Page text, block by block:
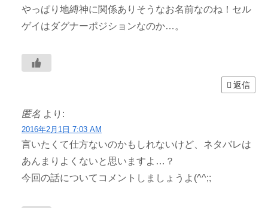
やっぱり地縛神に関係ありそうなお名前なのね！セル
ゲイはダグナーポジションなのか…。
返信
匿名 より:
2016年2月1日 7:03 AM
言いたくて仕方ないのかもしれないけど、ネタバレは
あんまりよくないと思いますよ…？
今回の話についてコメントしましょうよ(^^;;